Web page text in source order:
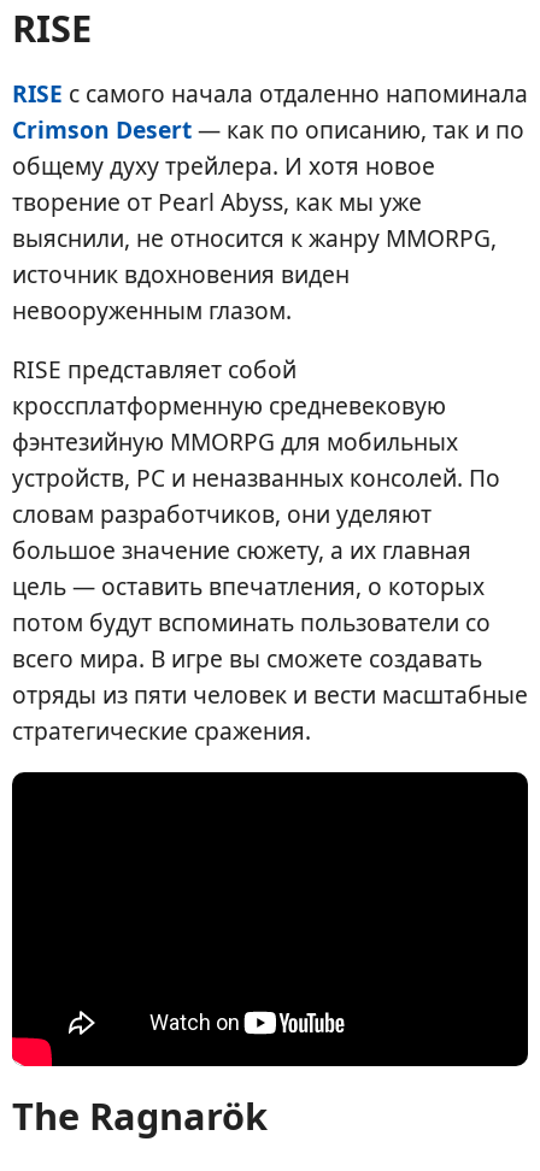
RISE
RISE с самого начала отдаленно напоминала
Crimson Desert— как по описанию, так и по
общему духу трейлера. И хотя новое
творение от Pearl Abyss, как мы уже
выяснили, не относится к жанру MMORPG,
источник вдохновения виден
невооруженным глазом.
RISE представляет собой
кроссплатформенную средневековую
фэнтезийную MMORPG для мобильных
устройств, PC и неназванных консолей. По
словам разработчиков, они уделяют
большое значение сюжету, а их главная
цель — оставить впечатления, о которых
потом будут вспоминать пользователи со
всего мира. В игре вы сможете создавать
отряды из пяти человек и вести масштабные
стратегические сражения.
The Ragnarök